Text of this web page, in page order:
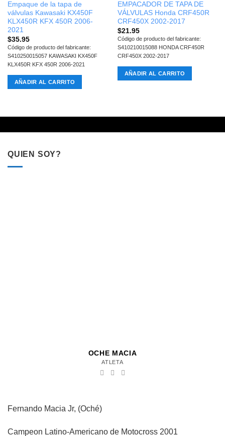
Empaque de la tapa de
válvulas Kawasaki KX450F
KLX450R KFX 450R 2006-
2021
$35.95
Código de producto del fabricante:
S410250015057 KAWASAKI KX450F
KLX450R KFX 450R 2006-2021
AÑADIR AL CARRITO
EMPACADOR DE TAPA DE
VÁLVULAS Honda CRF450R
CRF450X 2002-2017
$21.95
Código de producto del fabricante:
S410210015088 HONDA CRF450R
CRF450X 2002-2017
AÑADIR AL CARRITO
QUIEN SOY?
OCHE MACIA
ATLETA
Fernando Macia Jr, (Oché)
Campeon Latino-Americano de Motocross 2001